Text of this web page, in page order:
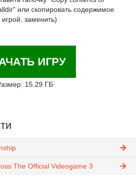
или скопировать содержимое
заменить)
ИГРУ
15.29 ГБ
The Official Videogame 3